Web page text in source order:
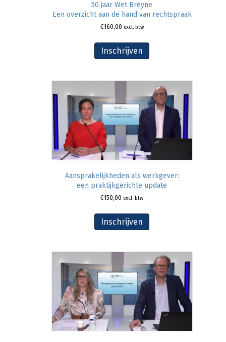
50 jaar Wet Breyne
Een overzicht aan de hand van rechtspraak
€160,00 excl. btw
Inschrijven
Aansprakelijkheden als werkgever:
een praktijkgerichte update
€150,00 excl. btw
Inschrijven